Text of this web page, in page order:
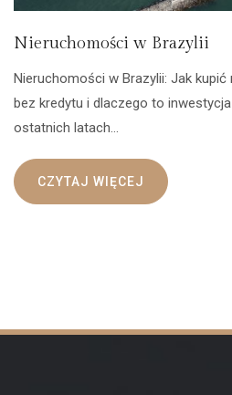
Nieruchomości w Brazylii
Nieruchomości w Brazylii: Jak
bez kredytu i dlaczego to
ostatnich latach…
CZYTAJ WIĘCEJ